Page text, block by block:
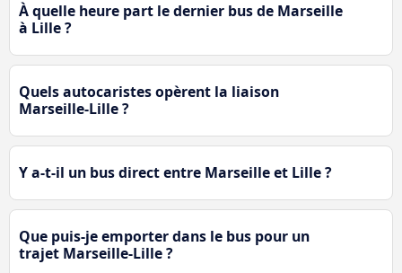
À quelle heure part le dernier bus de Marseille
à Lille ?
Quels autocaristes opèrent la liaison
Marseille-Lille ?
Y a-t-il un bus direct entre Marseille et Lille ?
Que puis-je emporter dans le bus pour un
trajet Marseille-Lille ?